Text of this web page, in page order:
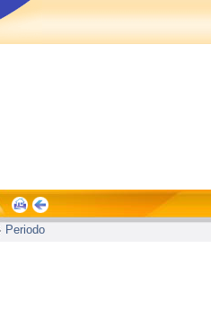
Periodo